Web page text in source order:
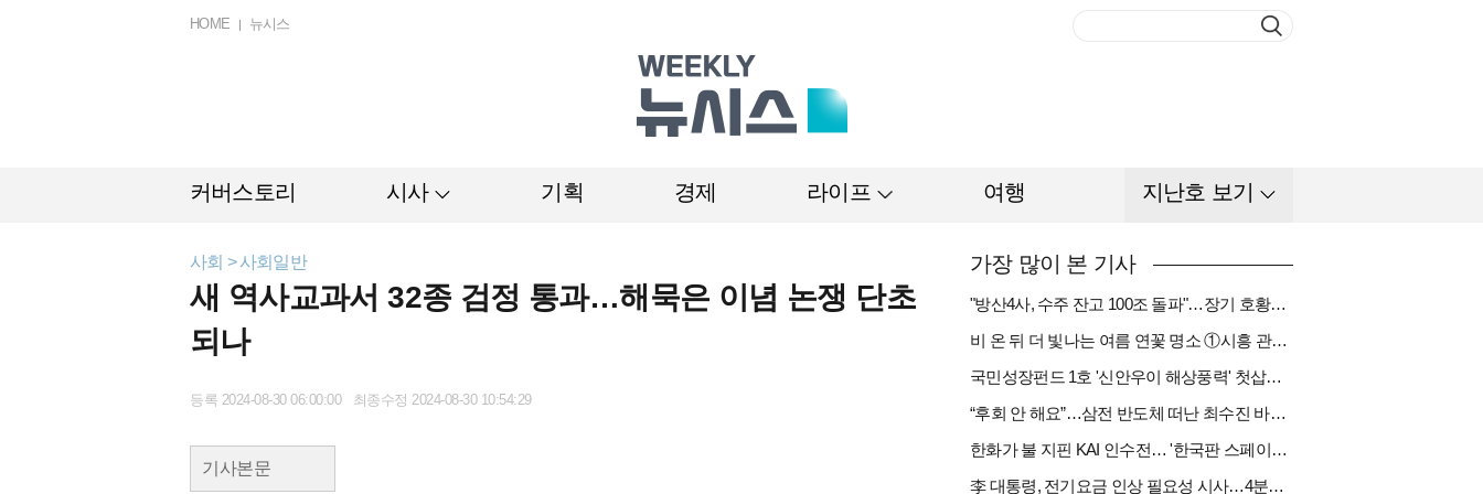
HOME 뉴시스
커버스토리 시사 기획 경제 라이프 여행 지난호 보기
사회 > 사회일반
새 역사교과서 32종 검정 통과…해묵은 이념 논쟁 단초
되나
등록 2024-08-30 06:00:00 최종수정 2024-08-30 10:54:29
기사본문
가장 많이 본 기사
"방산4사, 수주 잔고 100조 돌파"…장기 호황기 들어섰다[다시 나는 K방산①]
비 온 뒤 더 빛나는 여름 연꽃 명소 ①시흥 관곡지
국민성장펀드 1호 '신안우이 해상풍력' 첫삽…바람소득 시동[하반기 에너지②]
“후회 안 해요”…삼전 반도체 떠난 최수진 바텐더의 ‘피어오름’[피플]
한화가 불 지핀 KAI 인수전… '한국판 스페이스X' 탄생 촉각[다시 나는 K방산③]
李 대통령, 전기요금 인상 필요성 시사…4분기엔 오를까